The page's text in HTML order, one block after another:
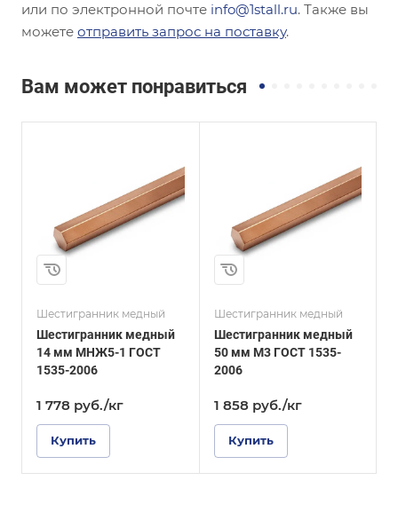
или по электронной почте info@1stall.ru. Также вы
можете отправить запрос на поставку.
Вам может понравиться
Шестигранник медный
Шестигранник медный
14 мм МНЖ5-1 ГОСТ
1535-2006
1 778 руб./кг
Купить
ГОСТ, ТУ
ГОСТ 1535-2006
Маркировка
ДШГПП
Шестигранник медный
Шестигранник медный
50 мм М3 ГОСТ 1535-
2006
1 858 руб./кг
Купить
ГОСТ, ТУ
ГОСТ 1535-2006
Маркировка
ДШГПП